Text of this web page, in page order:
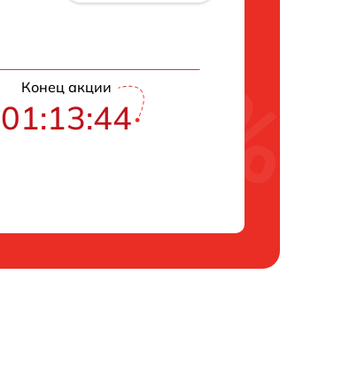
Конец акции
01:13:43